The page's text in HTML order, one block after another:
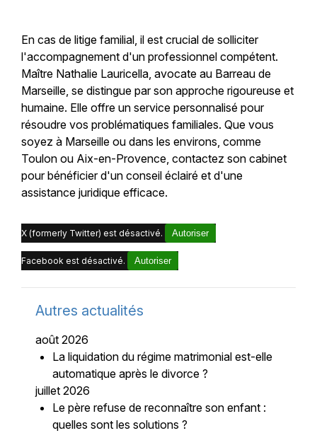
En cas de litige familial, il est crucial de solliciter
l'accompagnement d'un professionnel compétent.
Maître Nathalie Lauricella, avocate au Barreau de
Marseille, se distingue par son approche rigoureuse et
humaine. Elle offre un service personnalisé pour
résoudre vos problématiques familiales. Que vous
soyez à Marseille ou dans les environs, comme
Toulon ou Aix-en-Provence, contactez son cabinet
pour bénéficier d'un conseil éclairé et d'une
assistance juridique efficace.
X (formerly Twitter) est désactivé. Autoriser
Facebook est désactivé. Autoriser
Autres actualités
août 2026
La liquidation du régime matrimonial est-elle
automatique après le divorce ?
juillet 2026
Le père refuse de reconnaître son enfant :
quelles sont les solutions ?